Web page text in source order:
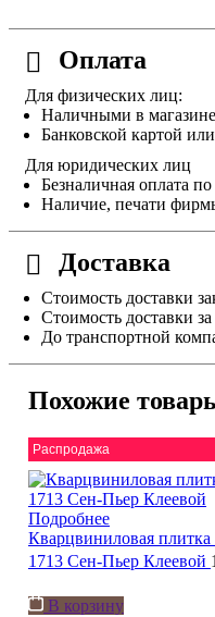
Оплата
Для физических лиц:
Наличными в магазине
Банковской картой
Для юридических лиц
Безналичная оплата
Наличие, печати
Доставка
Стоимость доставки
Стоимость доставки
До транспортной
Похожие
Распродажа
Подробнее
Кварцвиниловая
1713 Сен-Пьер Клеевой
В корзину